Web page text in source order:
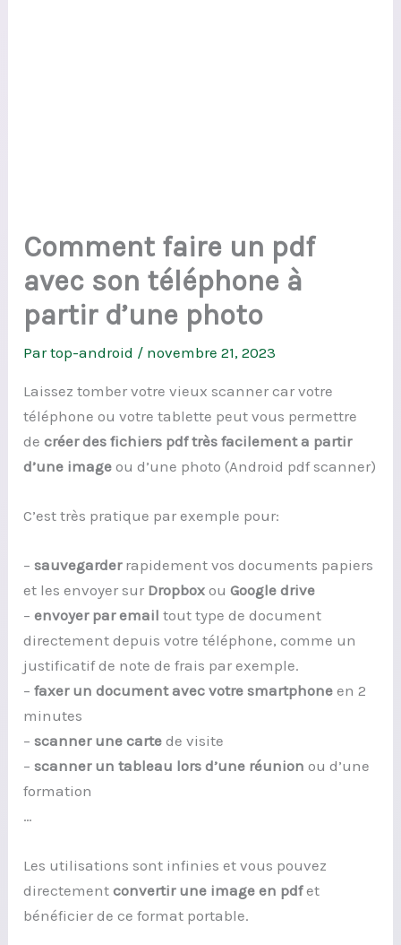
Comment faire un pdf
avec son téléphone à
partir d’une photo
Partop-android / novembre 21, 2023
Laissez tomber votre vieux scanner car votre
téléphone ou votre tablette peut vous permettre
decréer des fichiers pdf très facilement a partir
d’une image ou d’une photo (Android pdf scanner)
C’est très pratique par exemple pour:
–sauvegarderrapidement vos documents papiers
et les envoyer sur Dropbox ouGoogle drive
–envoyer par email tout type de document
directement depuis votre téléphone, comme un
justificatif de note de frais par exemple.
–faxer un document avec votre smartphone en 2
minutes
–scanner une cartede visite
–scanner un tableau lors d’une réunion ou d’une
formation
…
Les utilisations sont infinies et vous pouvez
directementconvertir une image en pdfet
bénéficier de ce format portable.